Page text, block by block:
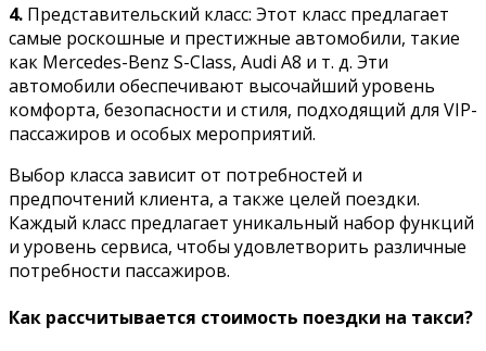
4. Представительский класс: Этот класс предлагает
самые роскошные и престижные автомобили, такие
как Mercedes-Benz S-Class, Audi A8 и т. д. Эти
автомобили обеспечивают высочайший уровень
комфорта, безопасности и стиля, подходящий для VIP-
пассажиров и особых мероприятий.
Выбор класса зависит от потребностей и
предпочтений клиента, а также целей поездки.
Каждый класс предлагает уникальный набор функций
и уровень сервиса, чтобы удовлетворить различные
потребности пассажиров.
Как рассчитывается стоимость поездки на такси?